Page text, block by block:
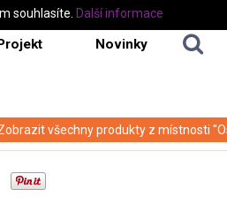
Novinky
všechny produkty z místnosti
souhlasíte. Další informace